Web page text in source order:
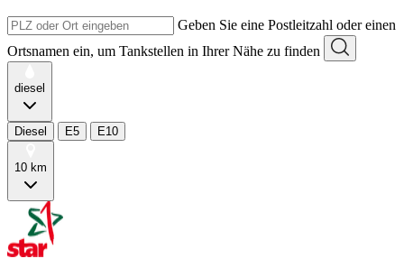
Geben Sie eine Postleitzahl oder einen
Ortsnamen ein, um Tankstellen in Ihrer Nähe zu finden
diesel
Diesel E5 E10
10 km